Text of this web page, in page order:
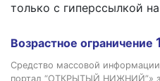
только с гиперссылкой
Возрастное ограничение
Средство массовой
портал “ОТКРЫТЫЙ НИЖНИЙ”»